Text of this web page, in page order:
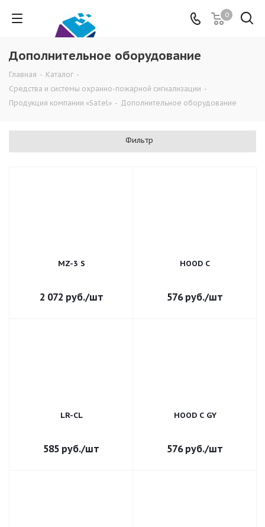
0
Дополнительное оборудование
Главная - Каталог -
Средства и системы охранно-пожарной сигнализации -
Продукция компании «Satel» - Дополнительное оборудование
Фильтр
MZ-3 S
2 072 руб./шт
HOOD C
576руб./шт
LR-CL
585 руб./шт
HOOD C GY
576руб./шт